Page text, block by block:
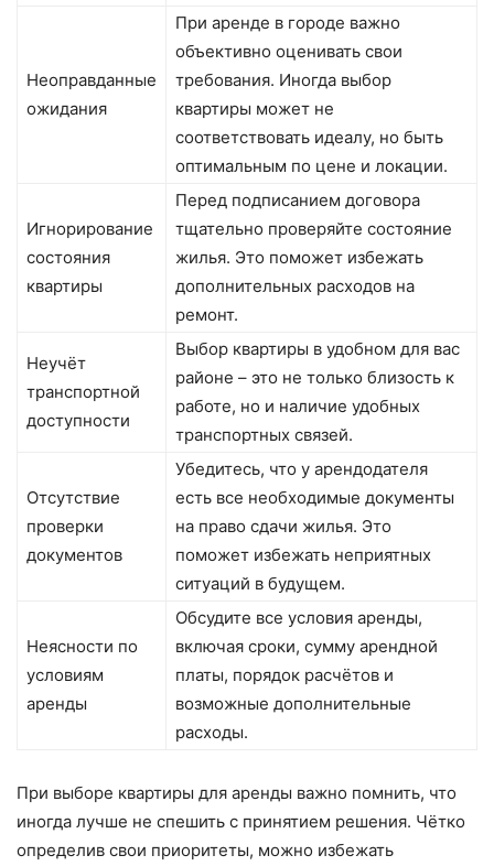
Неоправданные
ожидания
При аренде в городе важно
объективно оценивать свои
требования. Иногда выбор
квартиры может не
соответствовать идеалу, но быть
оптимальным по цене и локации.
Игнорирование
состояния
квартиры
Перед подписанием договора
тщательно проверяйте состояние
жилья. Это поможет избежать
дополнительных расходов на
ремонт.
Неучёт
транспортной
доступности
Выбор квартиры в удобном для вас
районе – это не только близость к
работе, но и наличие удобных
транспортных связей.
Отсутствие
проверки
документов
Убедитесь, что у арендодателя
есть все необходимые документы
на право сдачи жилья. Это
поможет избежать неприятных
ситуаций в будущем.
Неясности по
условиям
аренды
Обсудите все условия аренды,
включая сроки, сумму арендной
платы, порядок расчётов и
возможные дополнительные
расходы.
При выборе квартиры для аренды важно помнить, что
иногда лучше не спешить с принятием решения. Чётко
определив свои приоритеты, можно избежать